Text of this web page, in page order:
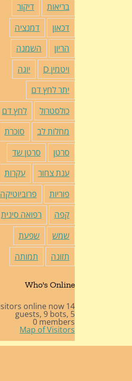
בריאות
דיקור
דכאון
דמנציה
הריון
השמנה
ויטמין D
יוגה
יתר לחץ דם
כולסטרול
לחץ דם
מחלות לב
סוכרת
סרטן
סרטן שד
ענת צחור
עקרות
פוריות
פרוביוטיקה
קפה
רפואה סינית
שמש
שפעת
תזונה
תמותה
Who's Online
14 visitors online now
5 guests,
9 bots,
0 members
Map of Visitors